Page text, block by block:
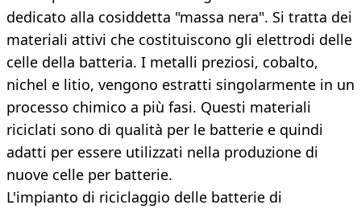
dedicato alla cosiddetta "massa nera". Si tratta dei
materiali attivi che costituiscono gli elettrodi delle
celle della batteria. I metalli preziosi, cobalto,
nichel e litio, vengono estratti singolarmente in un
processo chimico a più fasi. Questi materiali
riciclati sono di qualità per le batterie e quindi
adatti per essere utilizzati nella produzione di
nuove celle per batterie.
L'impianto di riciclaggio delle batterie di